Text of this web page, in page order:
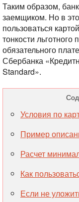
Таким образом,
заемщиком. Но в
пользоваться
тонкости
обязательного
Сбербанка
Standard».
Условия по
Пример
Расчет
Как
Если не